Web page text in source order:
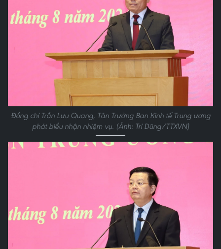
Đồng chí Trần Lưu Quang, Tân Trưởng Ban Kinh tế Trung ương
phát biểu nhận nhiệm vụ. (Ảnh: Trí Dũng/TTXVN)